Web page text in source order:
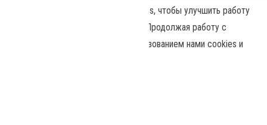
Наш сайт использует файлы cookies, чтобы улучшить работу
и повысить эффективность сайта. Продолжая работу с
сайтом, вы соглашаетесь с использованием нами cookies и